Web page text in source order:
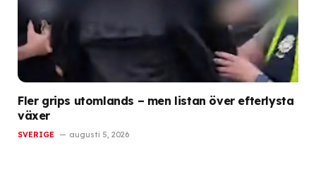
Fler grips utomlands – men listan över efterlysta
växer
SVERIGE augusti 5, 2026